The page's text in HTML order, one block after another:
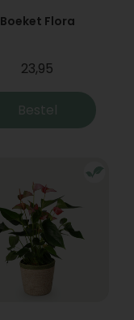
Boeket Flora
23,95
Bestel